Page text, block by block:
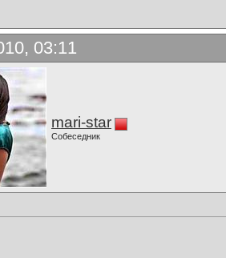
03:11
mari-star
Собеседник